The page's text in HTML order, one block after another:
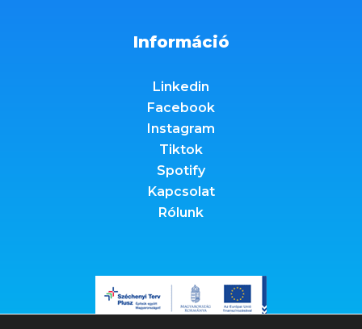
Információ
Linkedin
Facebook
Instagram
Tiktok
Spotify
Kapcsolat
Rólunk